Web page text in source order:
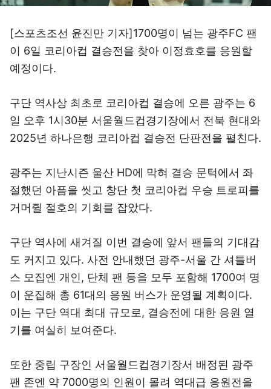
[스포츠조선 윤진만 기자]1700명이 넘는 광주FC 팬
이 6일 코리아컵 결승전을 찾아 이정효호를 응원할
예정이다.
구단 역사상 최초로 코리아컵 결승에 오른 광주는 6
일 오후 1시30분 서울월드컵경기장에서 전북 현대와
2025년 하나은행 코리아컵 결승전 단판전을 펼친다.
광주는 지난시즌 울산 HD에 막혀 결승 문턱에서 좌
절했던 아픔을 씻고 창단 첫 코리아컵 우승 트로피를
거머쥘 절호의 기회를 잡았다.
구단 역사에 새겨질 이번 결승에 앞서 팬들의 기대감
도 커지고 있다. 사전 안내했던 광주-서울 간 셔틀버
스 모집엔 개인, 단체 팬 등을 모두 포함해 1700여 명
이 운집해 총 61대의 응원 버스가 운영될 계획이다.
이는 구단 역대 최대 규모로, 결승전에 대한 응원 열
기를 여실히 보여준다.
또한 중립 구장인 서울월드컵경기장서 배정된 광주
팬 존엔 약 7000명의 인원이 몰려 역대급 응원전을